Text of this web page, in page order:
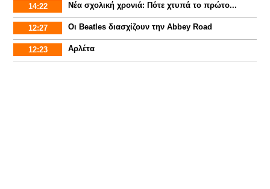
14:22 Νέα σχολική χρονιά: Πότε χτυπά το πρώτο...
12:27 Οι Beatles διασχίζουν την Abbey Road
12:23 Αρλέτα